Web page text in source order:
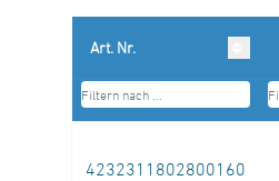
Art. Nr.
4232311802800160